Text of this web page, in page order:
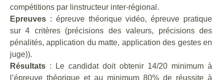
compétitions par linstructeur inter-régional.
Epreuves : épreuve théorique vidéo, épreuve pratique
sur 4 critères (précisions des valeurs, précisions des
pénalités, application du matte, application des gestes en
juge)).
Résultats : Le candidat doit obtenir 14/20 minimum à
l’épreuve théorique et au minimum 80% de réussite à